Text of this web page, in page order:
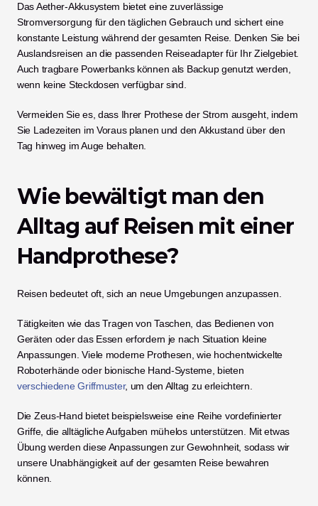
Das Aether-Akkusystem bietet eine zuverlässige
Stromversorgung für den täglichen Gebrauch und sichert eine
konstante Leistung während der gesamten Reise. Denken Sie bei
Auslandsreisen an die passenden Reiseadapter für Ihr Zielgebiet.
Auch tragbare Powerbanks können als Backup genutzt werden,
wenn keine Steckdosen verfügbar sind.
Vermeiden Sie es, dass Ihrer Prothese der Strom ausgeht, indem
Sie Ladezeiten im Voraus planen und den Akkustand über den
Tag hinweg im Auge behalten.
Wie bewältigt man den
Alltag auf Reisen mit einer
Handprothese?
Reisen bedeutet oft, sich an neue Umgebungen anzupassen.
Tätigkeiten wie das Tragen von Taschen, das Bedienen von
Geräten oder das Essen erfordern je nach Situation kleine
Anpassungen. Viele moderne Prothesen, wie hochentwickelte
verschiedene Griffmuster, um den Alltag zu erleichtern.
Die Zeus-Hand bietet beispielsweise eine Reihe vordefinierter
Griffe, die alltägliche Aufgaben mühelos unterstützen. Mit etwas
Übung werden diese Anpassungen zur Gewohnheit, sodass wir
unsere Unabhängigkeit auf der gesamten Reise bewahren
können.